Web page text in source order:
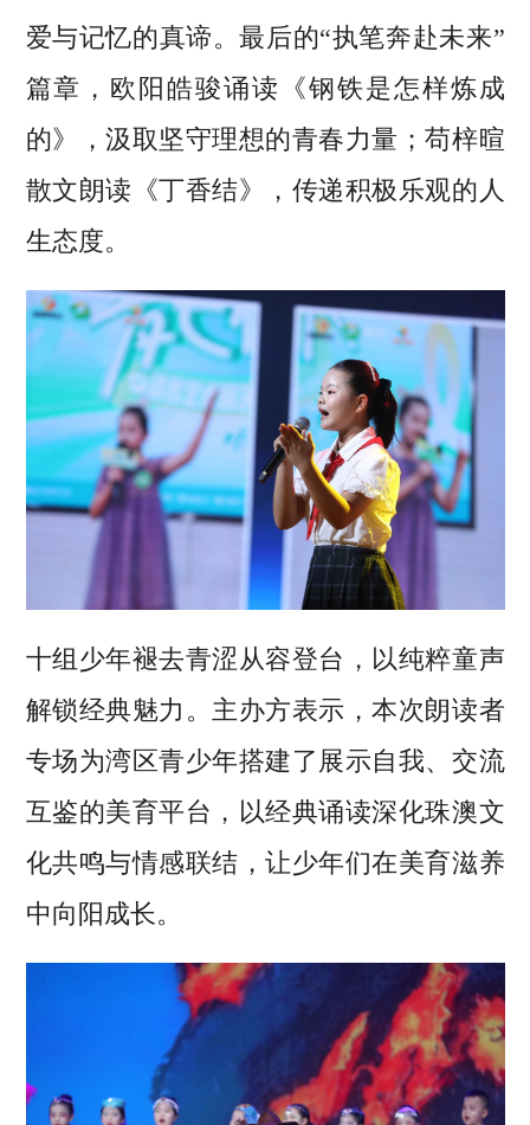
爱与记忆的真谛。最后的“执笔奔赴未来”
篇章，欧阳皓骏诵读《钢铁是怎样炼成
的》，汲取坚守理想的青春力量；苟梓暄
散文朗读《丁香结》，传递积极乐观的人
生态度。
十组少年褪去青涩从容登台，以纯粹童声
解锁经典魅力。主办方表示，本次朗读者
专场为湾区青少年搭建了展示自我、交流
互鉴的美育平台，以经典诵读深化珠澳文
化共鸣与情感联结，让少年们在美育滋养
中向阳成长。